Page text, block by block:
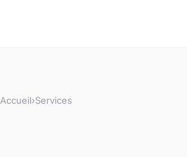
Accueil›Services